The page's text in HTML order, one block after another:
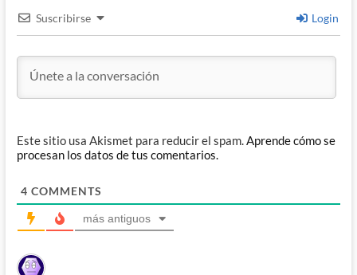
Suscribirse Login
Este sitio usa Akismet para reducir el spam.Aprende cómo se
procesan los datos de tus comentarios.
4 COMMENTS
más antiguos